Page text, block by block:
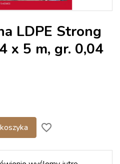
LDPE Strong
x 5 m, gr. 0,04
favorite_border